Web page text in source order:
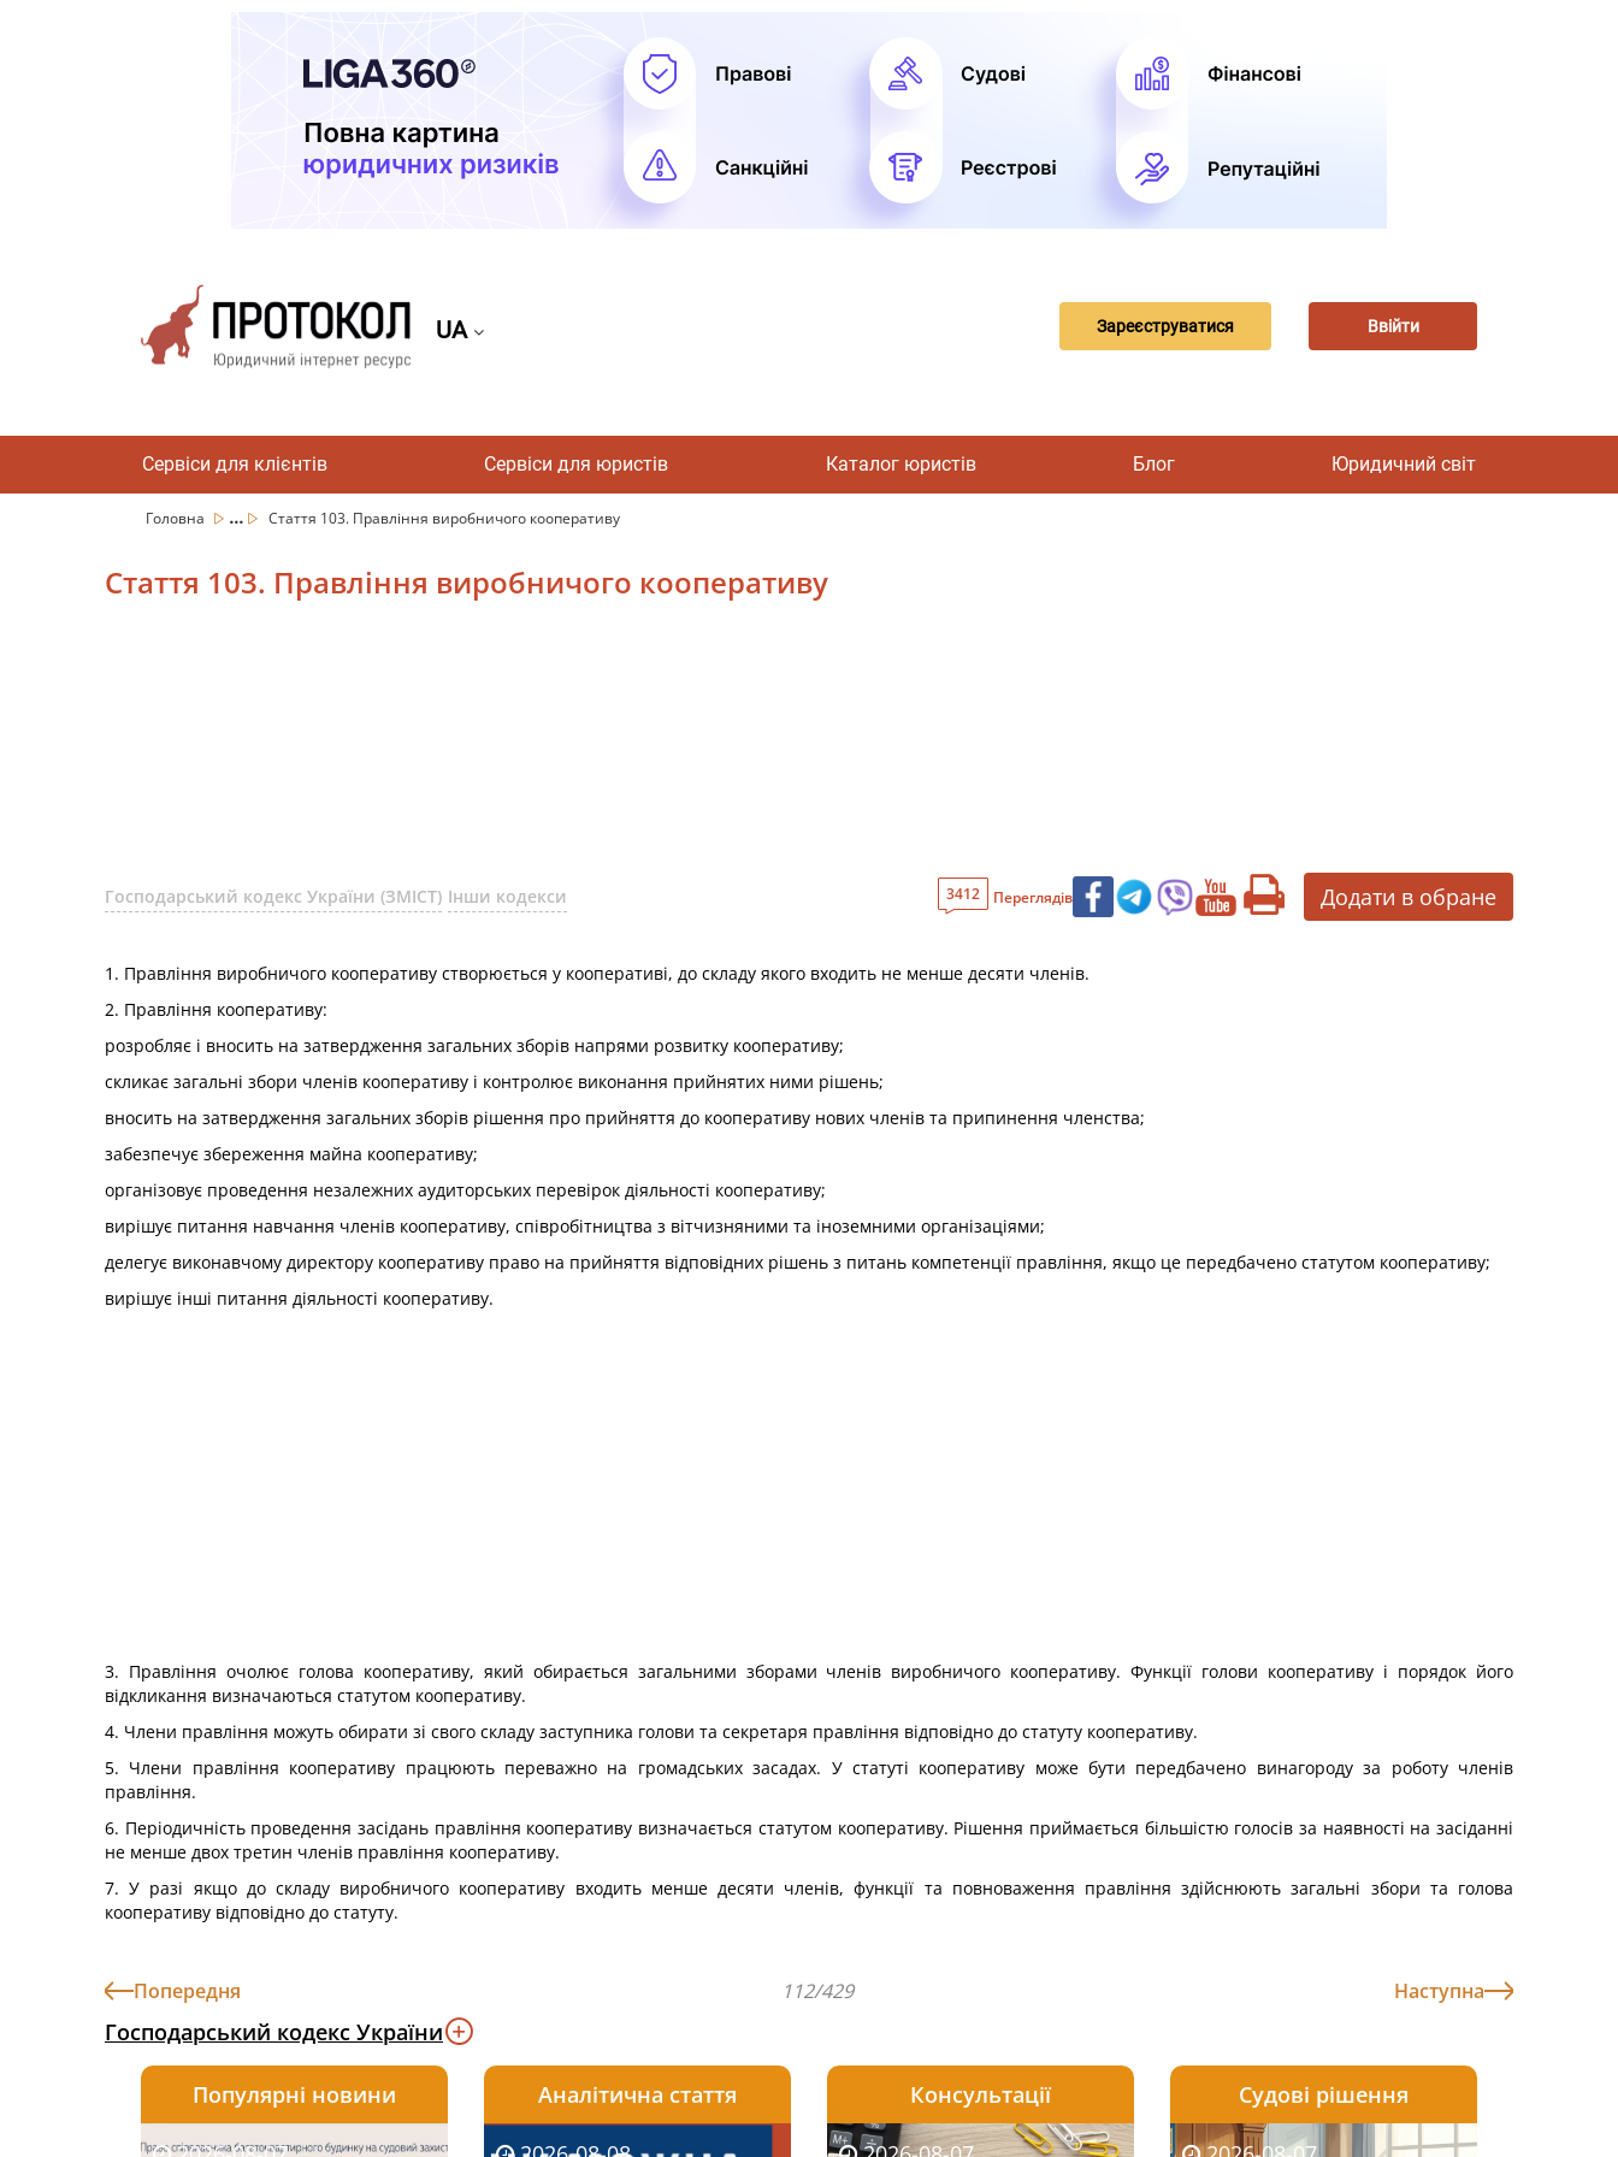
UA Зареєструватися Ввійти
Сервіси для клієнтів Сервіси для юристів Каталог юристів Блог Юридичний світ
Головна ... Стаття 103. Правління виробничого кооперативу
Стаття 103. Правління виробничого кооперативу
Господарський кодекс України (ЗМІСТ) Інши кодекси 3412 Переглядів Додати в обране
1. Правління виробничого кооперативу створюється у кооперативі, до складу якого входить не менше десяти членів.
2. Правління кооперативу:
розробляє і вносить на затвердження загальних зборів напрями розвитку кооперативу;
скликає загальні збори членів кооперативу і контролює виконання прийнятих ними рішень;
вносить на затвердження загальних зборів рішення про прийняття до кооперативу нових членів та припинення членства;
забезпечує збереження майна кооперативу;
організовує проведення незалежних аудиторських перевірок діяльності кооперативу;
вирішує питання навчання членів кооперативу, співробітництва з вітчизняними та іноземними організаціями;
делегує виконавчому директору кооперативу право на прийняття відповідних рішень з питань компетенції правління, якщо це передбачено статутом кооперативу;
вирішує інші питання діяльності кооперативу.
3. Правління очолює голова кооперативу, який обирається загальними зборами членів виробничого кооперативу. Функції голови кооперативу і порядок його
відкликання визначаються статутом кооперативу.
4. Члени правління можуть обирати зі свого складу заступника голови та секретаря правління відповідно до статуту кооперативу.
5. Члени правління кооперативу працюють переважно на громадських засадах. У статуті кооперативу може бути передбачено винагороду за роботу членів
правління.
6. Періодичність проведення засідань правління кооперативу визначається статутом кооперативу. Рішення приймається більшістю голосів за наявності на засіданні
не менше двох третин членів правління кооперативу.
7. У разі якщо до складу виробничого кооперативу входить менше десяти членів, функції та повноваження правління здійснюють загальні збори та голова
кооперативу відповідно до статуту.
Попередня 112/429 Наступна
Господарський кодекс України
Популярні новини Аналітична стаття Консультації Судові рішення